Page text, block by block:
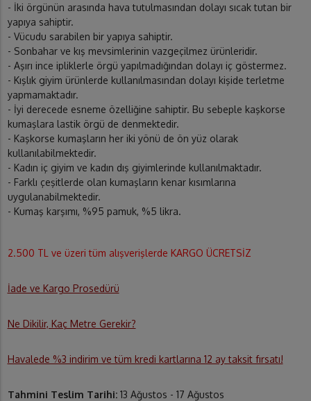
- İki örgünün arasında hava tutulmasından dolayı sıcak tutan bir
yapıya sahiptir.
- Vücudu sarabilen bir yapıya sahiptir.
- Sonbahar ve kış mevsimlerinin vazgeçilmez ürünleridir.
- Aşırı ince ipliklerle örgü yapılmadığından dolayı iç göstermez.
- Kışlık giyim ürünlerde kullanılmasından dolayı kişide terletme
yapmamaktadır.
- İyi derecede esneme özelliğine sahiptir. Bu sebeple kaşkorse
kumaşlara lastik örgü de denmektedir.
- Kaşkorse kumaşların her iki yönü de ön yüz olarak
kullanılabilmektedir.
- Kadın iç giyim ve kadın dış giyimlerinde kullanılmaktadır.
- Farklı çeşitlerde olan kumaşların kenar kısımlarına
uygulanabilmektedir.
- Kumaş karşımı, %95 pamuk, %5 likra.
2.500 TL ve üzeri tüm alışverişlerde KARGO ÜCRETSİZ
İade ve Kargo Prosedürü
Ne Dikilir, Kaç Metre Gerekir?
Havalede %3 indirim ve tüm kredi kartlarına 12 ay taksit fırsatı!
Tahmini Teslim Tarihi: 13 Ağustos - 17 Ağustos